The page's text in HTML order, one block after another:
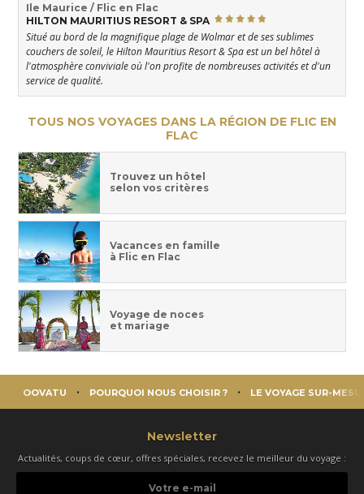
Ile Maurice / Flic en Flac
HILTON MAURITIUS RESORT & SPA
Situé au bord de la magnifique plage de Wolmar et de ses sublimes
couchers de soleil, le Hilton Mauritius Resort & Spa est un bel hôtel à
l'atmosphère conviviale où l'on profite de nombreuses activités et d'un
service de qualité.
TOUS NOS VOYAGES DANS LA RÉGION DE FLIC EN
FLAC
Trouvez un hôtel
selon vos critères
Vacances en famille
à Flic en Flac
Voyage de noces
et mariage
OOVATU POURQUOI NOUS CHOISIR ? LE VOYAGE SUR-
Newsletter
Actualités, coups de cœur, offres spéciales, recevez le meilleur du voyage :